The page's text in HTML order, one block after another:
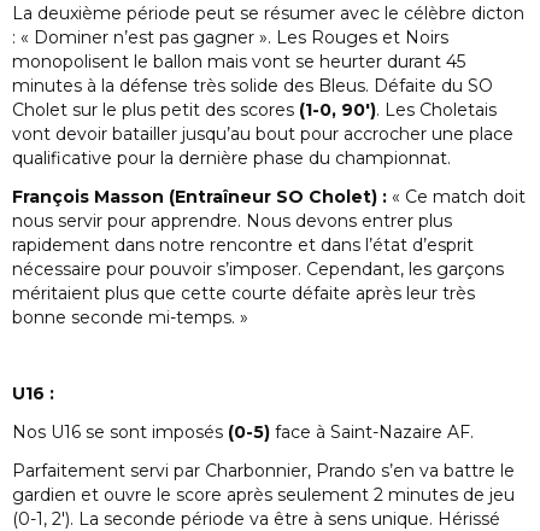
La deuxième période peut se résumer avec le célèbre dicton
: « Dominer n’est pas gagner ». Les Rouges et Noirs
monopolisent le ballon mais vont se heurter durant 45
minutes à la défense très solide des Bleus. Défaite du SO
Cholet sur le plus petit des scores (1-0, 90′). Les Choletais
vont devoir batailler jusqu’au bout pour accrocher une place
qualificative pour la dernière phase du championnat.
François Masson (Entraîneur SO Cholet) : « Ce match doit
nous servir pour apprendre. Nous devons entrer plus
rapidement dans notre rencontre et dans l’état d’esprit
nécessaire pour pouvoir s’imposer. Cependant, les garçons
méritaient plus que cette courte défaite après leur très
bonne seconde mi-temps. »
U16 :
Nos U16 se sont imposés (0-5) face à Saint-Nazaire AF.
Parfaitement servi par Charbonnier, Prando s’en va battre le
gardien et ouvre le score après seulement 2 minutes de jeu
(0-1, 2′). La seconde période va être à sens unique. Hérissé